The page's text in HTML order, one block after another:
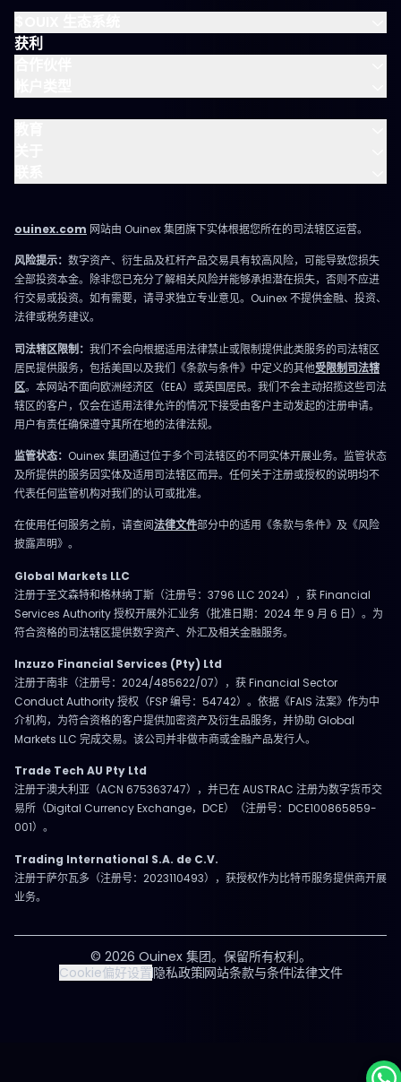
获利
ouinex.com 网站由 Ouinex 集团旗下实体根据您所在的司法辖区运营。
风险提示： 数字资产、衍生品及杠杆产品交易具有较高风险，可能导致您损失
全部投资本金。除非您已充分了解相关风险并能够承担潜在损失，否则不应进
行交易或投资。如有需要，请寻求独立专业意见。Ouinex 不提供金融、投资、
法律或税务建议。
司法辖区限制： 我们不会向根据适用法律禁止或限制提供此类服务的司法辖区
居民提供服务，包括美国以及我们《条款与条件》中定义的其他受限制司法辖
区。本网站不面向欧洲经济区（EEA）或英国居民。我们不会主动招揽这些司法
辖区的客户，仅会在适用法律允许的情况下接受由客户主动发起的注册申请。
用户有责任确保遵守其所在地的法律法规。
监管状态： Ouinex 集团通过位于多个司法辖区的不同实体开展业务。监管状态
及所提供的服务因实体及适用司法辖区而异。任何关于注册或授权的说明均不
代表任何监管机构对我们的认可或批准。
在使用任何服务之前，请查阅法律文件部分中的适用《条款与条件》及《风险
披露声明》。
Global Markets LLC
注册于圣文森特和格林纳丁斯（注册号：3796 LLC 2024），获 Financial
Services Authority 授权开展外汇业务（批准日期：2024 年 9 月 6 日）。为
符合资格的司法辖区提供数字资产、外汇及相关金融服务。
Inzuzo Financial Services (Pty) Ltd
注册于南非（注册号：2024/485622/07），获 Financial Sector
Conduct Authority 授权（FSP 编号：54742）。依据《FAIS 法案》作为中
介机构，为符合资格的客户提供加密资产及衍生品服务，并协助 Global
Markets LLC 完成交易。该公司并非做市商或金融产品发行人。
Trade Tech AU Pty Ltd
注册于澳大利亚（ACN 675363747），并已在 AUSTRAC 注册为数字货币交
易所（Digital Currency Exchange，DCE）（注册号：DCE100865859-
001）。
Trading International S.A. de C.V.
注册于萨尔瓦多（注册号：2023110493），获授权作为比特币服务提供商开展
业务。
© 2026 Ouinex 集团。保留所有权利。
Cookie偏好设置隐私政策网站条款与条件法律文件